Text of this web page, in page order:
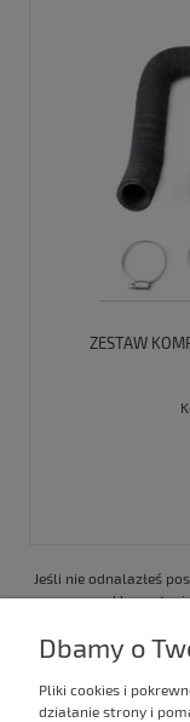
ZESTAW
Jeśli nie odnalazłeś
naszego sklepu
Dbamy o
Pliki cookies i
działanie strony i